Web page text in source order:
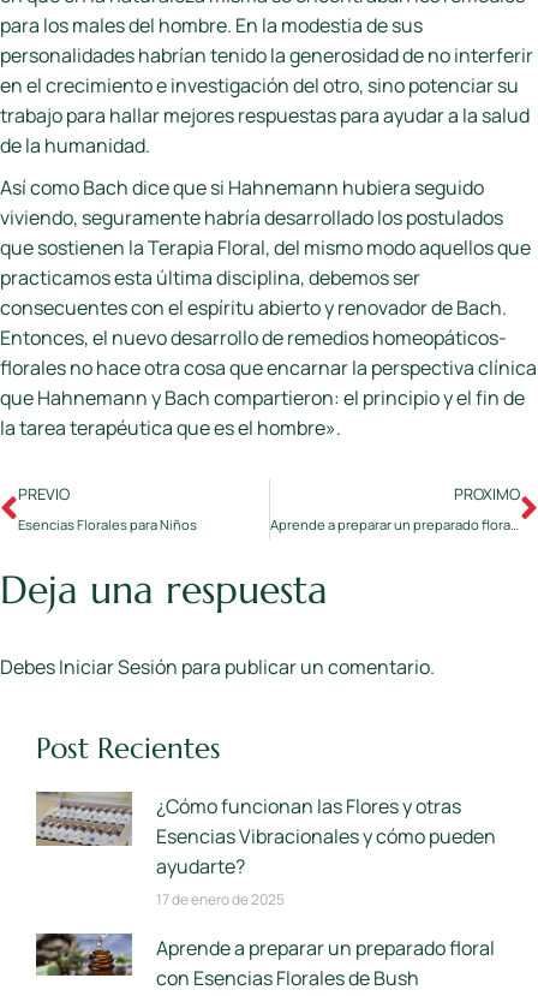
para los males del hombre. En la modestia de sus
personalidades habrían tenido la generosidad de no interferir
en el crecimiento e investigación del otro, sino potenciar su
trabajo para hallar mejores respuestas para ayudar a la salud
de la humanidad.
Así como Bach dice que si Hahnemann hubiera seguido
viviendo, seguramente habría desarrollado los postulados
que sostienen la Terapia Floral, del mismo modo aquellos que
practicamos esta última disciplina, debemos ser
consecuentes con el espíritu abierto y renovador de Bach.
Entonces, el nuevo desarrollo de remedios homeopáticos-
florales no hace otra cosa que encarnar la perspectiva clínica
que Hahnemann y Bach compartieron: el principio y el fin de
la tarea terapéutica que es el hombre».
PREVIO
Esencias Florales para Niños
PROXIMO
Aprende a preparar un preparado floral con Esencias Florales de Bush
Deja una respuesta
DebesIniciar Sesión para publicar un comentario.
Post Recientes
¿Cómo funcionan las Flores y otras
Esencias Vibracionales y cómo pueden
ayudarte?
17 de enero de 2025
Aprende a preparar un preparado floral
con Esencias Florales de Bush